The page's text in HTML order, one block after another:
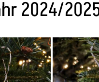
2024/